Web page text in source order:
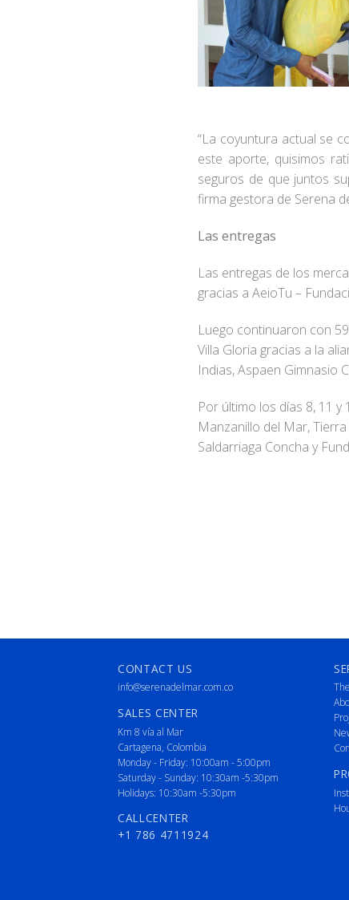
“La coyuntura actual se
este aporte, quisimos
seguros de que juntos
firma gestora de Serena
Las entregas
Las entregas de los
gracias a AeioTu –
Luego continuaron con
Villa Gloria gracias a la
Indias, Aspaen Gimnasio
Por último los días 8, 11
Manzanillo del Mar,
Saldarriaga Concha y
CONTACT US
info@serenadelmar.com.co
SALES CENTER
Km 8 vía al Mar
Cartagena, Colombia
Monday - Friday: 10:00am - 5:00pm
Saturday - Sunday: 10:30am -5:30pm
Holidays: 10:30am -5:30pm
CALLCENTER
+1 786 4711924